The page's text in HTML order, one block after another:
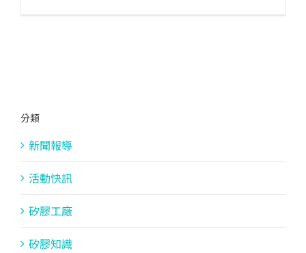
分類
新聞報導
活動快訊
矽膠工廠
矽膠知識